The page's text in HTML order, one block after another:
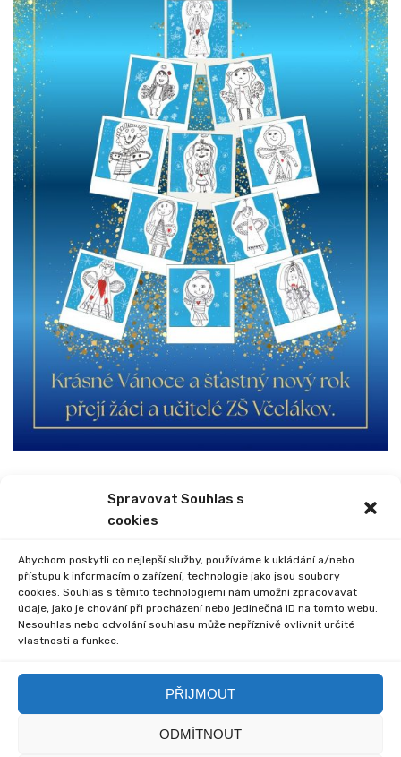
Spravovat Souhlas s
cookies
Abychom poskytli co nejlepší služby, používáme k ukládání a/nebo
přístupu k informacím o zařízení, technologie jako jsou soubory
cookies. Souhlas s těmito technologiemi nám umožní zpracovávat
údaje, jako je chování při procházení nebo jedinečná ID na tomto webu.
Nesouhlas nebo odvolání souhlasu může nepříznivě ovlivnit určité
vlastnosti a funkce.
PŘIJMOUT
ODMÍTNOUT
NEXT
Comments are closed.